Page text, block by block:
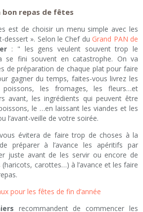
bon repas de fêtes
est de choisir un menu simple avec les
dessert ». Selon le Chef du Grand PAN de
: " les gens veulent souvent trop le
se fini souvent en catastrophe. On va
de préparation de chaque plat pour faire
gagner du temps, faites-vous livrez les
les fromages, les fleurs…et
avant, les ingrédients qui peuvent être
le …en laissant les viandes et les
l’avant-veille de votre soirée.
évitera de faire trop de choses à la
préparer à l’avance les apéritifs par
juste avant de les servir ou encore de
carottes…) à l’avance et les faire
pour les fêtes de fin d’année
recommandent de commencer les